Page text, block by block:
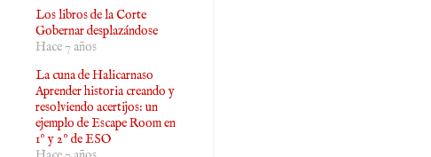
Los libros de la Corte
Gobernar desplazándose
Hace 7 años
La cuna de Halicarnaso
Aprender historia creando y
resolviendo acertijos: un
ejemplo de Escape Room en
1º y 2º de ESO